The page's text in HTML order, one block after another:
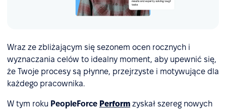
Wraz ze zbliżającym się sezonem ocen rocznych i
wyznaczania celów to idealny moment, aby upewnić się,
że Twoje procesy są płynne, przejrzyste i motywujące dla
każdego pracownika.
W tym roku PeopleForce Perform zyskał szereg nowych